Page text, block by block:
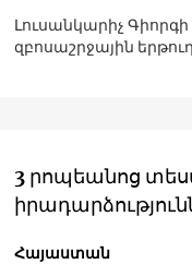
Լուսանկարիչ Գիորգի
զբոսաշրջային
3 րոպեանոց
Հայաստան